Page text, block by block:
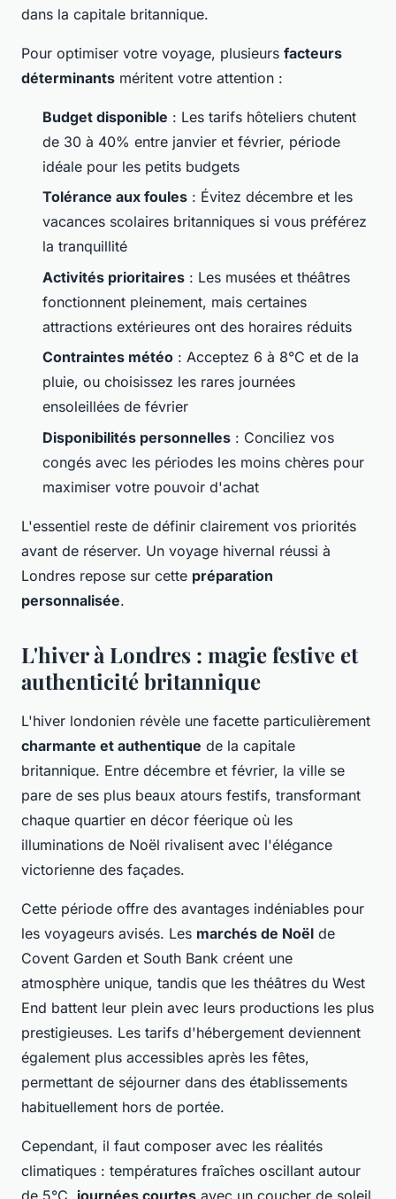
dans la capitale britannique.
Pour optimiser votre voyage, plusieurs facteurs
déterminants méritent votre attention :
Budget disponible : Les tarifs hôteliers chutent
de 30 à 40% entre janvier et février, période
idéale pour les petits budgets
Tolérance aux foules : Évitez décembre et les
vacances scolaires britanniques si vous préférez
la tranquillité
Activités prioritaires : Les musées et théâtres
fonctionnent pleinement, mais certaines
attractions extérieures ont des horaires réduits
Contraintes météo : Acceptez 6 à 8°C et de la
pluie, ou choisissez les rares journées
ensoleillées de février
Disponibilités personnelles : Conciliez vos
congés avec les périodes les moins chères pour
maximiser votre pouvoir d'achat
L'essentiel reste de définir clairement vos priorités
avant de réserver. Un voyage hivernal réussi à
Londres repose sur cette préparation
personnalisée.
L'hiver à Londres : magie festive et
authenticité britannique
L'hiver londonien révèle une facette particulièrement
charmante et authentique de la capitale
britannique. Entre décembre et février, la ville se
pare de ses plus beaux atours festifs, transformant
chaque quartier en décor féerique où les
illuminations de Noël rivalisent avec l'élégance
victorienne des façades.
Cette période offre des avantages indéniables pour
les voyageurs avisés. Les marchés de Noël de
Covent Garden et South Bank créent une
atmosphère unique, tandis que les théâtres du West
End battent leur plein avec leurs productions les plus
prestigieuses. Les tarifs d'hébergement deviennent
également plus accessibles après les fêtes,
permettant de séjourner dans des établissements
habituellement hors de portée.
Cependant, il faut composer avec les réalités
climatiques : températures fraîches oscillant autour
de 5°C, journées courtes avec un coucher de soleil